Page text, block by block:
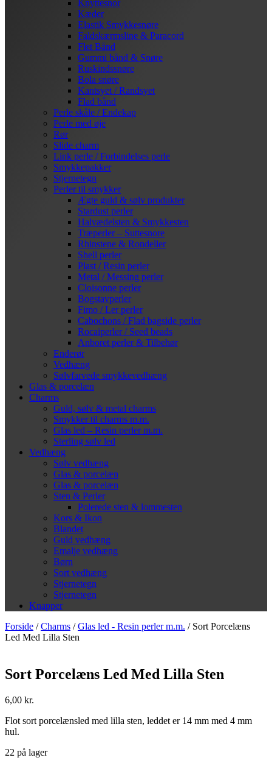
Knyttesnor
Kæder
Elastik Smykkesnøre
Faldskærmsline & Paracord
Flet Bånd
Gummi bånd & Snøre
Ruskindssnøre
Bola snøre
Kantsyet / Randsyet
Flad bånd
Perle skåle / Endekap
Perle med øje
Rør
Slide charm
Link perle / Forbindelses perle
Smykkepakker
Stjernetegn
Perler til smykker
Ægte guld & sølv produkter
Stardust perler
Halvædelsten & Smykkesten
Træperler – Suttesnore
Rhinstene & Rondeller
Shell perler
Plast / Resin perler
Metal / Messing perler
Cloisonne perler
Bogstavperler
Fimo / Ler perler
Cabochons / Flad bagside perler
Rocaiperler / Seed beads
Anboret perler & Tilbehør
Enderør
Vedhæng
Sølvfarvede smykkevedhæng
Glas & porcelæn
Charms
Guld, sølv & metal charms
Smykker til charms m.m.
Glas led – Resin perler m.m.
Sterling sølv led
Vedhæng
Sølv vedhæng
Glas & porcelæn
Glas & porcelæn
Sten & Perler
Polerede sten & lommesten
Kors & Ikon
Blandet
Guld vedhæng
Emalje vedhæng
Børn
Sort vedhæng
Stjernetegn
Stjernetegn
Knapper
Forside /Charms /Glas led - Resin perler m.m. / Sort Porcelæns
Led Med Lilla Sten
Sort Porcelæns Led Med Lilla Sten
6,00 kr.
Flot sort porcelænsled med lilla sten, leddet er 14 mm med 4 mm
hul.
22 på lager